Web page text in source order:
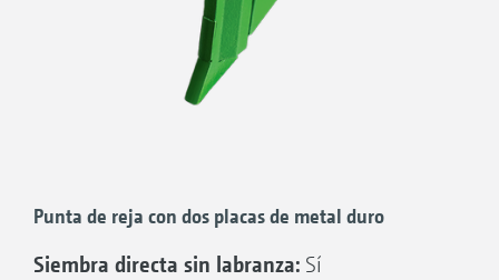
Punta de reja con dos placas de metal duro
Siembra directa sin labranza: Sí